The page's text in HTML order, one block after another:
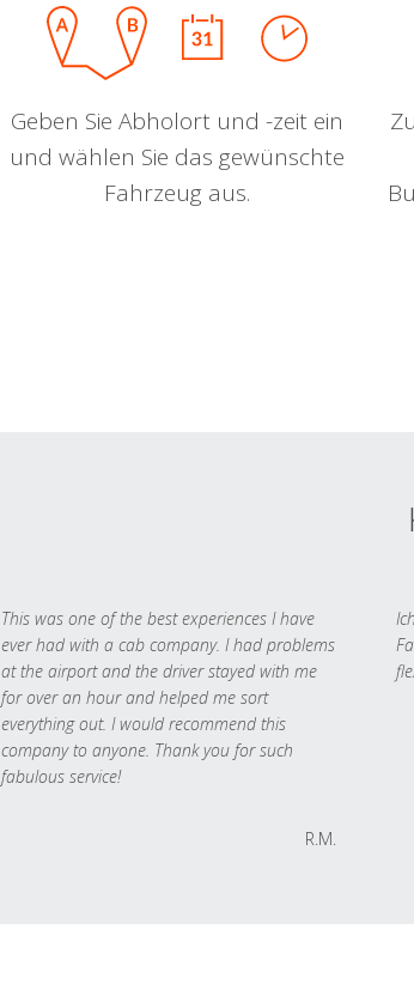
Geben Sie Abholort und -zeit ein
und wählen Sie das gewünschte
Fahrzeug aus.
This was one of the best experiences I have
ever had with a cab company. I had problems
at the airport and the driver stayed with me
for over an hour and helped me sort
everything out. I would recommend this
company to anyone. Thank you for such
fabulous service!
R.M.